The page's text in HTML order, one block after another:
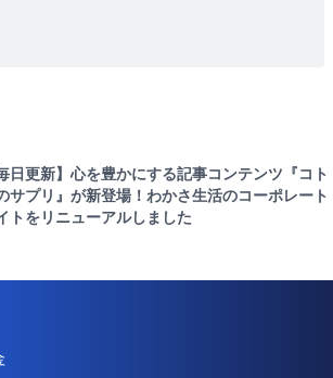
毎日更新】心を豊かにする記事コンテンツ『コト
サプリ』が新登場！わかさ生活のコーポレート
トをリニューアルしました